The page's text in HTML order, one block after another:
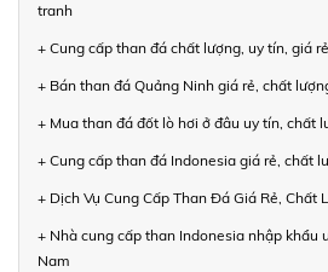
tranh
+ Cung cấp than đá chất lượng, uy tín, giá
+ Bán than đá Quảng Ninh giá rẻ, chất
+ Mua than đá đốt lò hơi ở đâu uy tín, chất
+ Cung cấp than đá Indonesia giá rẻ, chất
+ Dịch Vụ Cung Cấp Than Đá Giá Rẻ, Chất
+ Nhà cung cấp than Indonesia nhập khẩu
Nam